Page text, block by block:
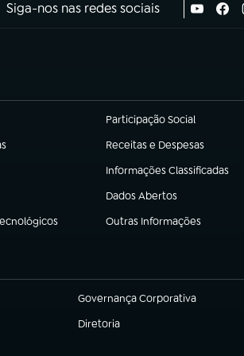
Siga-nos nas redes sociais
Participação Social
(abre em nova aba)
Receitas e Despesas
(abre em nova aba)
Informações Classificadas
(abre em nova aba)
Dados Abertos
(abre em nova aba)
Outras Informações
(abre em nova aba)
Governança Corporativa
(abre em nova aba)
Diretoria
(abre em nova aba)